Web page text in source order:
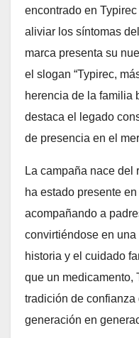
encontrado en
aliviar los síntomas
marca presenta su
el slogan “Typirec,
herencia de la familia
destaca el legado
de presencia en el
La campaña nace del
ha estado presente
acompañando a
convirtiéndose en
historia y el cuidado
que un medicamento,
tradición de confianza
generación en